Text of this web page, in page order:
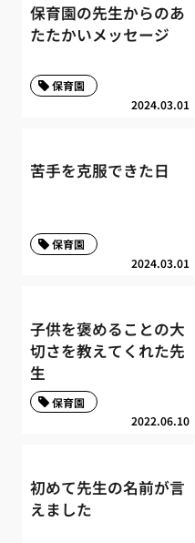
保育園の先生からのあ
たたかいメッセージ
2024.03.01
保育園
苦手を克服できた日
2024.03.01
保育園
子供を褒めることの大
切さを教えてくれた先
生
2022.06.10
保育園
初めて先生の名前が言
えました